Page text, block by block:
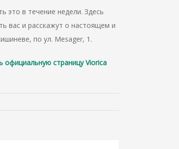
это в течение недели. Здесь
вас и расскажут о настоящем и
по ул. Mesager, 1.
официальную страницу Viorica